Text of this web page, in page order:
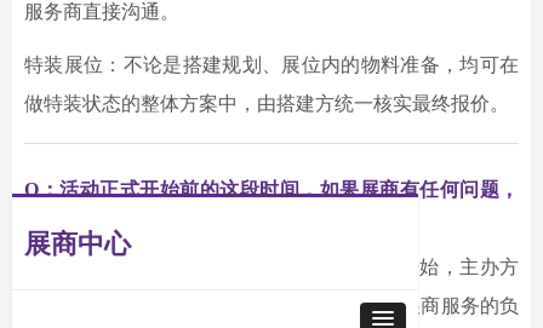
服务商直接沟通。
特装展位：不论是搭建规划、展位内的物料准备，均可在
做特装状态的整体方案中，由搭建方统一核实最终报价。
Q：活动正式开始前的这段时间，如果展商有任何问题，
怎样可以得到最快速的解答？
A：所有展台赞助的企业，从拟定协议初期开始，主办方
会建立专属的微信/企业微信服务群，群内有展商服务的负
展商中心